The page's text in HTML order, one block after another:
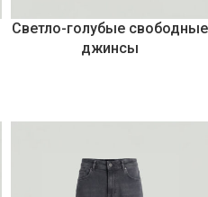
Светло-голубые свободные
джинсы